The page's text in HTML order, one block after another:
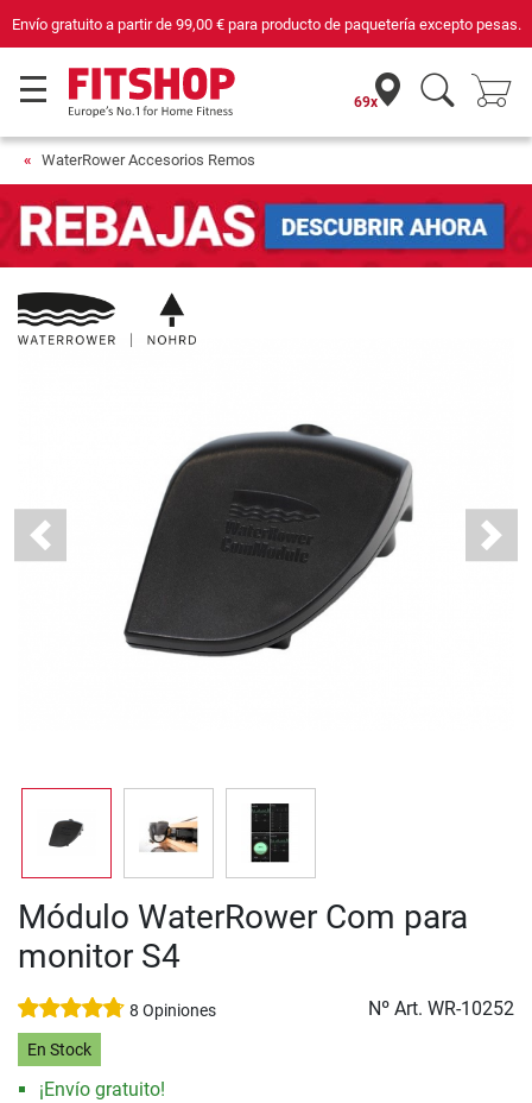
Envío gratuito a partir de99,00 €para producto de paquetería excepto pesas.
69x
WaterRower Accesorios Remos
Previous Next
Módulo WaterRower Com para
monitor S4
8 Opiniones Nº Art. WR-10252
En Stock
¡Envío gratuito!